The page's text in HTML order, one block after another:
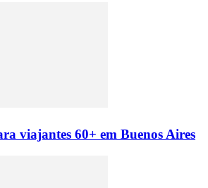
viajantes 60+ em Buenos Aires